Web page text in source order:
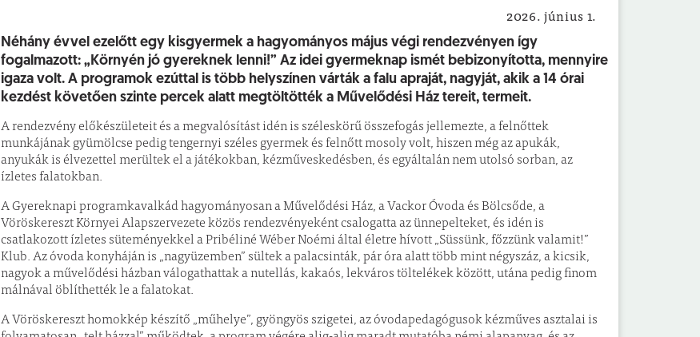
Helyi hírek
2026. június 1.
Néhány évvel ezelőtt egy kisgyermek a hagyományos május végi rendezvényen így
fogalmazott: „Környén jó gyereknek lenni!” Az idei gyermeknap ismét bebizonyította, mennyire
igaza volt. A programok ezúttal is több helyszínen várták a falu apraját, nagyját, akik a 14 órai
kezdést követően szinte percek alatt megtöltötték a Művelődési Ház tereit, termeit.
A rendezvény előkészületeit és a megvalósítást idén is széleskörű összefogás jellemezte, a felnőttek
munkájának gyümölcse pedig tengernyi széles gyermek és felnőtt mosoly volt, hiszen még az apukák,
anyukák is élvezettel merültek el a játékokban, kézműveskedésben, és egyáltalán nem utolsó sorban, az
ízletes falatokban.
A Gyereknapi programkavalkád hagyományosan a Művelődési Ház, a Vackor Óvoda és Bölcsőde, a
Vöröskereszt Környei Alapszervezete közös rendezvényeként csalogatta az ünnepelteket, és idén is
csatlakozott ízletes süteményekkel a Pribéliné Wéber Noémi által életre hívott „Süssünk, főzzünk valamit!”
Klub. Az óvoda konyháján is „nagyüzemben” sültek a palacsinták, pár óra alatt több mint négyszáz, a kicsik,
nagyok a művelődési házban válogathattak a nutellás, kakaós, lekváros töltelékek között, utána pedig finom
málnával öblíthették le a falatokat.
A Vöröskereszt homokkép készítő „műhelye”, gyöngyös szigetei, az óvodapedagógusok kézműves asztalai is